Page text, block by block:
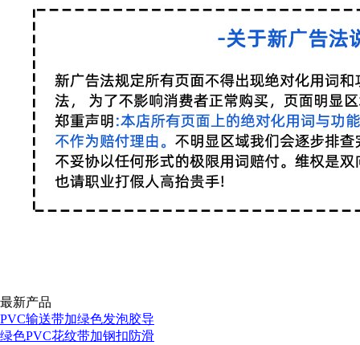
最新产品
PVC输送带加绿色发泡胶导
绿色PVC花纹带加钢扣防滑